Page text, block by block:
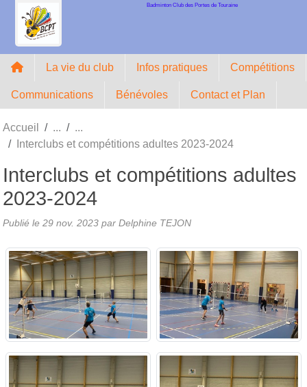
Badminton Club des Portes de Touraine
La vie du club Infos pratiques Compétitions
Communications Bénévoles Contact et Plan
Accueil
Interclubs et compétitions adultes 2023-2024
Interclubs et compétitions adultes
2023-2024
Publié le 29 nov. 2023 par Delphine TEJON
Panneau de gestion des cookies